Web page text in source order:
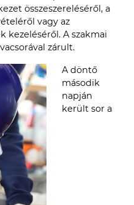
összeszereléséről, a
vagy az
kezeléséről. A szakmai
zárult.
A döntő
második
napján
került sor a